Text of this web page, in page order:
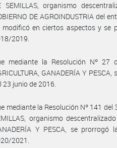
SEMILLAS, organismo
DE AGROINDUSTRIA del
modificó en ciertos aspectos y se
2019.
mediante la Resolución Nº 27
GANADERÍA Y
23 junio de 2016.
mediante la Resolución Nº 141 del
organismo
Y PESCA, se
2021.